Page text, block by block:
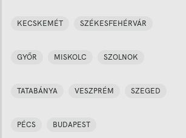
KECSKEMÉT SZÉKESFEHÉRVÁR
GYŐR MISKOLC SZOLNOK
TATABÁNYA VESZPRÉM SZEGED
PÉCS BUDAPEST